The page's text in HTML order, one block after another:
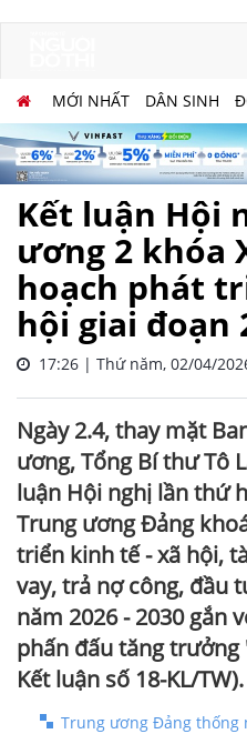
MỚI NHẤT DÂN SINH
Kết luận Hội
ương 2 khóa
hoạch phát
hội giai đoạn
17:26 | Thứ năm, 02/04/
Ngày 2.4, thay mặt
ương, Tổng Bí thư Tô
luận Hội nghị lần thứ
Trung ương Đảng
triển kinh tế - xã hội,
vay, trả nợ công, đầu
năm 2026 - 2030 gắn
phấn đấu tăng trưởng
Kết luận số 18-KL/TW).
Trung ương Đảng thống